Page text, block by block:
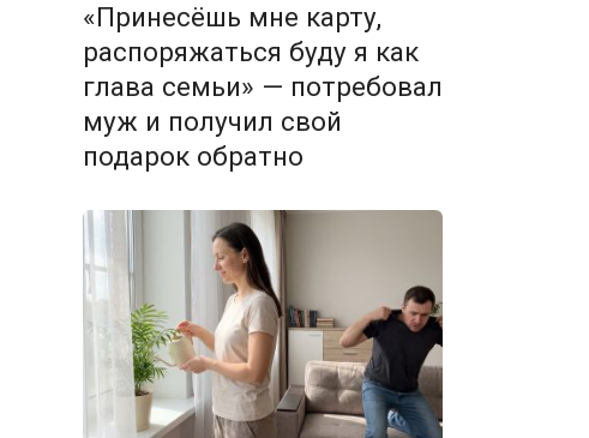
«Принесёшь мне карту,
распоряжаться буду я как
глава семьи» — потребовал
муж и получил свой
подарок обратно